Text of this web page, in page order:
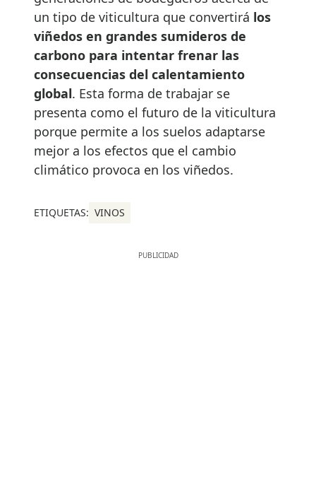
un tipo de viticultura que convertirá los
viñedos en grandes sumideros de
carbono para intentar frenar las
consecuencias del calentamiento
global. Esta forma de trabajar se
presenta como el futuro de la viticultura
porque permite a los suelos adaptarse
mejor a los efectos que el cambio
climático provoca en los viñedos.
ETIQUETAS: VINOS